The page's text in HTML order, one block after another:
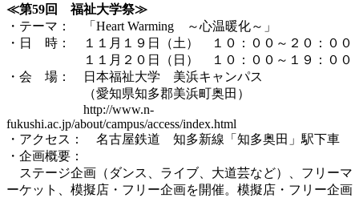
≪第59回 福祉大学祭≫
・テーマ： 「Heart Warming ～心温暖化～」
・日 時： １１月１９日（土） １０：００～２０：００
１１月２０日（日） １０：００～１９：００
・会 場： 日本福祉大学 美浜キャンパス
（愛知県知多郡美浜町奥田）
http://www.n-
fukushi.ac.jp/about/campus/access/index.html
・アクセス： 名古屋鉄道 知多新線「知多奥田」駅下車
・企画概要：
ステージ企画（ダンス、ライブ、大道芸など）、フリーマ
ーケット、模擬店・フリー企画を開催。模擬店・フリー企画